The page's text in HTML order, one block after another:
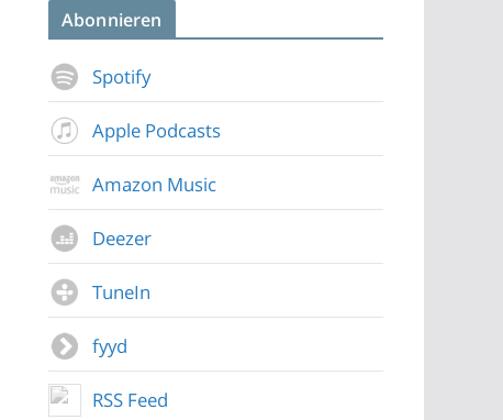
Abonnieren
Spotify
Apple Podcasts
Amazon Music
Deezer
TuneIn
fyyd
RSS Feed